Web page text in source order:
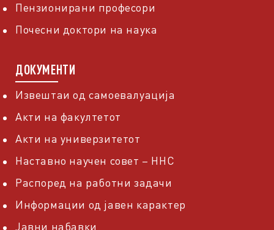
Пензионирани професори
Почесни доктори на наука
ДОКУМЕНТИ
Извештаи од самоевалуација
Акти на факултетот
Акти на универзитетот
Наставно научен совет – ННС
Распоред на работни задачи
Информации од јавен карактер
Јавни набавки